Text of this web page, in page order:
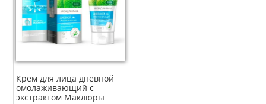
Крем для лица дневной
омолаживающий с
экстрактом Маклюры